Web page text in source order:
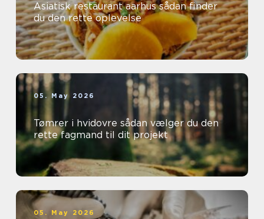
Asiatisk restaurant aarhus sådan finder
du den rette oplevelse
05. May 2026
Tømrer i hvidovre sådan vælger du den
rette fagmand til dit projekt
05. May 2026